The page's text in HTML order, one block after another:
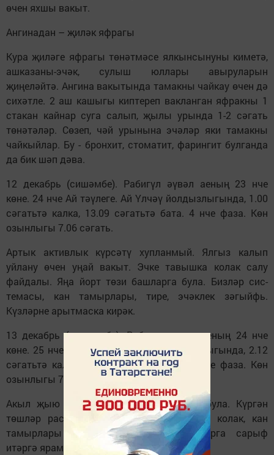
өчен яхшы вакыт.
Ангинадан – җиләк яфрагы
Кура җиләге яфрагы төнәтмәсе ялкынсынуны киметә,
ашказаны-эчәк, сулыш юллары авыруларын
җиңеләйтә. Ангина вакытында тамакны чайкау өчен дә
сихәтле. 2 аш кашыгы киптереп вакланган яфракны 1
стакан кайнар суга салып, җылы урында 1-2 сәгать
төнәтәләр. Сөзеп, чәй урынына эчәләр яки тамакны
чайкыйлар. Бу - бронхит, стоматит, фарингит булганда
да бик шәп дәва.
12 декабрь (сишәмбе). Рабигүл әүвәл аеның 23 нче
көне. 24 нче Ай тәүлеге. Ай Үлчәү йолдызлыгында, 1.00
сәгатьтә калка, 13.09 сәгатьтә бата. 4 нче фаза. Көн
озынлыгы 7.06 сәгать.
Артык активлык күрсәтү хупланмый. Ялгыз калып
уйлану өчен уңай вакыт. Эчке тавышка колак салу
файдалы. Яңа йорт төзи башларга була. Бизләр сис­
темасы, кан тамырлары, тире, эчәклек зәгыйфь.
Күзләрне арытмаска кирәк.
13 декабрь (чәршәмбе). Рабигүл әүвәл аеның 24 нче
көне. 25 нче Ай тәүлеге. Ай Чаян йолдызлыгында, 2.12
сәгатьтә калка, 13.28 сәгатьтә бата. 4 нче фаза. Көн
озынлыгы 7.05 сәгать.
Акыл җыю көне. Интуициягә таяныр­га була. Күргән
төшләр рас килә. Сизү әгъзалары, баш, колак, кан
тамырлары зәгыйфь. Энергияне юк-барга сарыф
итәргә ярамый. Ач тору файдалы.